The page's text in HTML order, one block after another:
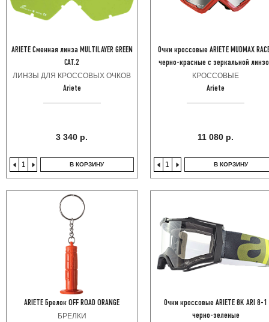
ARIETE Сменная линза MULTILAYER GREEN
CAT.2
ЛИНЗЫ ДЛЯ КРОССОВЫХ ОЧКОВ
Ariete
3 340 р.
В КОРЗИНУ
Очки кроссовые ARIETE MUDMAX
черно-красные с зеркальной
КРОССОВЫЕ
Ariete
11 080 р.
В КОРЗИНУ
ARIETE Брелок OFF ROAD ORANGE
БРЕЛКИ
Очки кроссовые ARIETE 8K ARI 8-1
черно-зеленые